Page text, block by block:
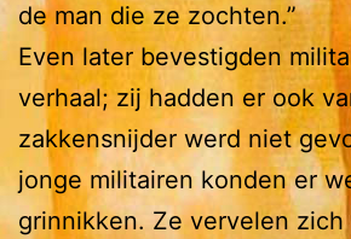
de man die ze zochten.”
Even later bevestigden
verhaal; zij hadden er ook
zakkensnijder werd niet
jonge militairen konden er
grinnikken. Ze vervelen